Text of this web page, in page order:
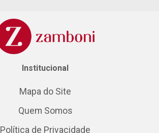
Institucional
Mapa do Site
Quem Somos
Política de Privacidade